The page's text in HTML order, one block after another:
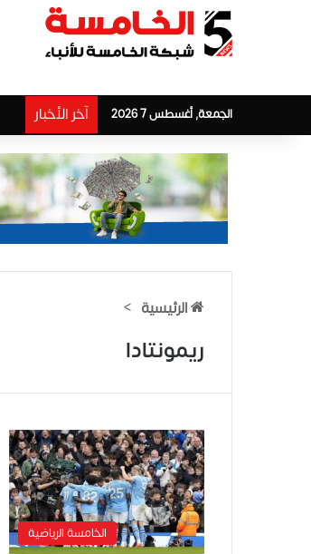
الجمعة, أغسطس 7 2026 آخر الأخبار
الرئيسية >
ريمونتادا
الخامسة الرياضية